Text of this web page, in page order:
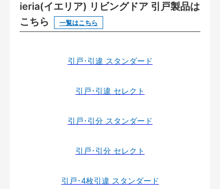
ieria(イエリア) リビングドア 引戸製品は
こちら
一覧はこちら
引戸･引違 スタンダード
引戸･引違 セレクト
引戸･引分 スタンダード
引戸･引分 セレクト
引戸･4枚引違 スタンダード